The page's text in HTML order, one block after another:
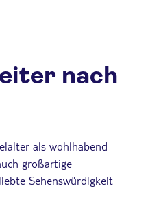
nach
als wohlhabend
großartige
Sehenswürdigkeit